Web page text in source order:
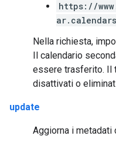
https://
ar.calendars
Nella richiesta,
Il calendario
essere trasferito. Il
disattivati o
update
Aggiorna i metadati